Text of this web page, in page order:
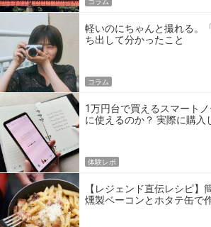
コラム
軽いのにちゃんと撮れる。
ち出して分かったこと
コラム
1万円台で買えるスマートノ
に使えるのか？ 実際に購入
体験レポ
【レジェンド直伝レシピ】
燻製ベーコンとホタテ缶で